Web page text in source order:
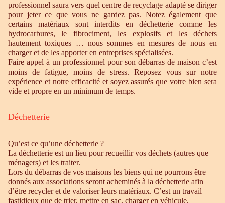
professionnel saura vers quel centre de recyclage adapté se diriger
pour jeter ce que vous ne gardez pas. Notez également que
certains matériaux sont interdits en déchetterie comme les
hydrocarbures, le fibrociment, les explosifs et les déchets
hautement toxiques … nous sommes en mesures de nous en
charger et de les apporter en entreprises spécialisées.
Faire appel à un professionnel pour son débarras de maison c’est
moins de fatigue, moins de stress. Reposez vous sur notre
expérience et notre efficacité et soyez assurés que votre bien sera
vide et propre en un minimum de temps.
Déchetterie
Qu’est ce qu’une déchetterie ?
La déchetterie est un lieu pour recueillir vos déchets (autres que
ménagers) et les traiter.
Lors du débarras de vos maisons les biens qui ne pourrons être
donnés aux associations seront acheminés à la déchetterie afin
d’être recycler et de valoriser leurs matériaux. C’est un travail
fastidieux que de trier, mettre en sac, charger en véhicule,